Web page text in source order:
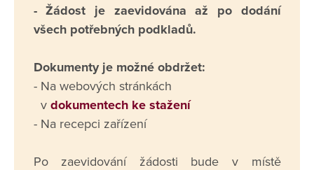
- Žádost je zaevidována až po dodání
všech potřebných podkladů.
Dokumenty je možné obdržet:
- Na webových stránkách
v dokumentech ke stažení
- Na recepci zařízení
Po zaevidování žádosti bude v místě